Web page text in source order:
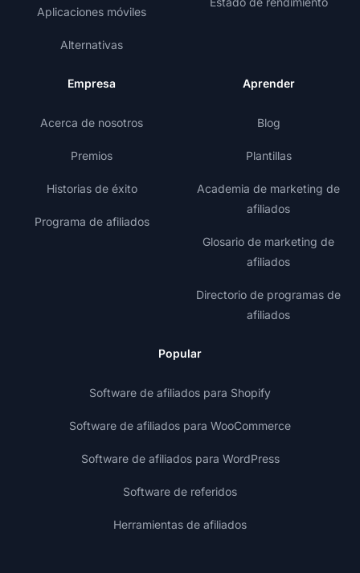
Aplicaciones móviles
Alternativas
Empresa
Acerca de nosotros
Premios
Historias de éxito
Programa de afiliados
Aprender
Blog
Plantillas
Academia de marketing de
afiliados
Glosario de marketing de
afiliados
Directorio de programas de
afiliados
Popular
Software de afiliados para Shopify
Software de afiliados para WooCommerce
Software de afiliados para WordPress
Software de referidos
Herramientas de afiliados